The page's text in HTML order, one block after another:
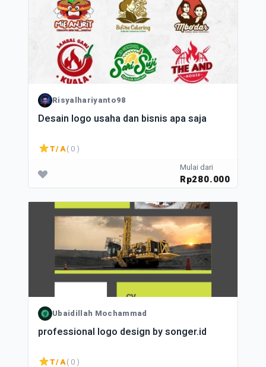
Risyalhariyanto98
Desain logo usaha dan bisnis apa saja
T/A( 0 )
Mulai dari
Rp280.000
Ubaidillah Mochammad
professional logo design by songer.id
T/A( 0 )